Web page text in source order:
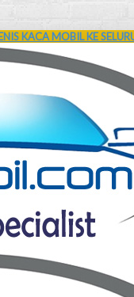
KACA MOBIL KE